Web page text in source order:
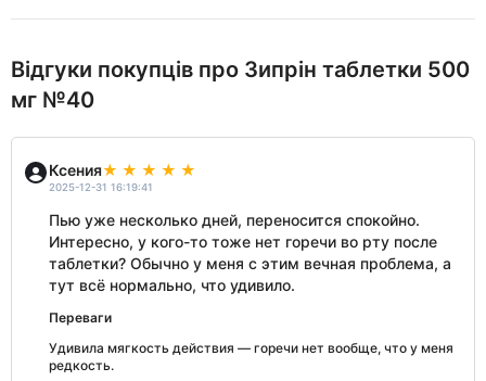
Відгуки покупців про Зипрін таблетки 500
мг №40
Ксения
2025-12-31 16:19:41
Пью уже несколько дней, переносится спокойно.
Интересно, у кого-то тоже нет горечи во рту после
таблетки? Обычно у меня с этим вечная проблема, а
тут всё нормально, что удивило.
Переваги
Удивила мягкость действия — горечи нет вообще, что у меня
редкость.